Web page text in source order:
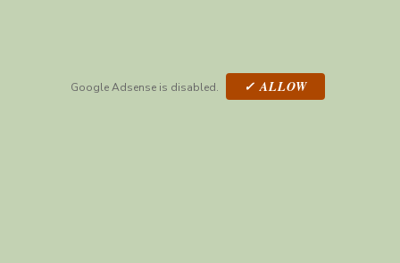
Google Adsense is disabled. ✓ ALLOW